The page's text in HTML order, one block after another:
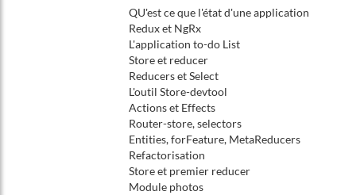
QU'est ce que l'état d'une application
Redux et NgRx
L'application to-do List
Store et reducer
Reducers et Select
L'outil Store-devtool
Actions et Effects
Router-store, selectors
Entities, forFeature, MetaReducers
Refactorisation
Store et premier reducer
Module photos